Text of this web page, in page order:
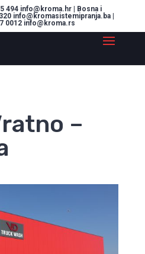
494 info@kroma.hr | Bosna i
info@kromasistemipranja.ba |
0012 info@kroma.rs
–